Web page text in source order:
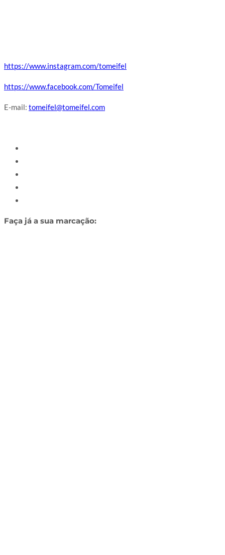
https://www.instagram.com/tomeifel
https://www.facebook.com/Tomeifel
E-mail: tomeifel@tomeifel.com
Faça já a sua marcação: